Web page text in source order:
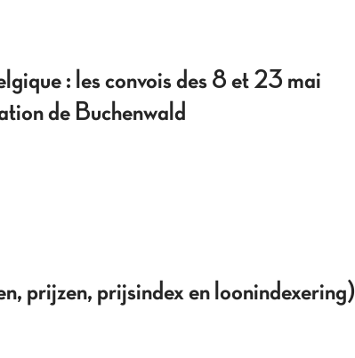
: les convois des 8 et 23 mai
de Buchenwald
prijzen, prijsindex en loonindexering)